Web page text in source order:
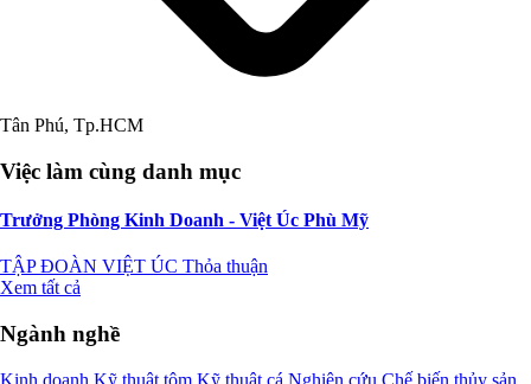
Tân Phú, Tp.HCM
Việc làm cùng danh mục
Trưởng Phòng Kinh Doanh - Việt Úc Phù Mỹ
TẬP ĐOÀN VIỆT ÚC Thỏa thuận
Xem tất cả
Ngành nghề
Kinh doanh Kỹ thuật tôm Kỹ thuật cá Nghiên cứu Chế biến thủy sản